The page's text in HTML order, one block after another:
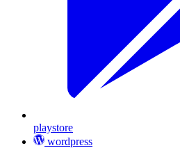
playstore
wordpress